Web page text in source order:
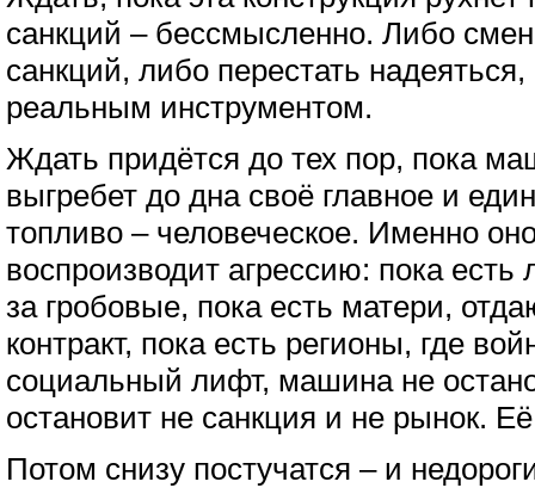
санкций – бессмысленно. Либо
санкций, либо перестать
реальным инструментом.
Ждать придётся до тех пор, пока
выгребет до дна своё главное и
топливо – человеческое. Именно
воспроизводит агрессию: пока есть
за гробовые, пока есть матери,
контракт, пока есть регионы, где
социальный лифт, машина не
остановит не санкция и не рынок.
Потом снизу постучатся – и